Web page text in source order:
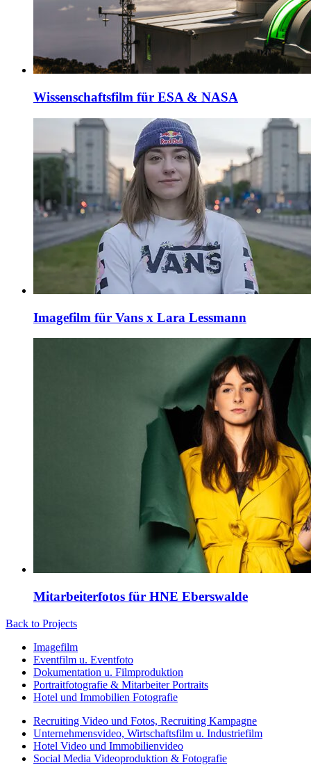
Wissenschaftsfilm für ESA & NASA
Imagefilm für Vans x Lara Lessmann
Mitarbeiterfotos für HNE Eberswalde
Back to Projects
Imagefilm
Eventfilm u. Eventfoto
Dokumentation u. Filmproduktion
Portraitfotografie & Mitarbeiter Portraits
Hotel und Immobilien Fotografie
Recruiting Video und Fotos, Recruiting Kampagne
Unternehmensvideo, Wirtschaftsfilm u. Industriefilm
Hotel Video und Immobilienvideo
Social Media Videoproduktion & Fotografie